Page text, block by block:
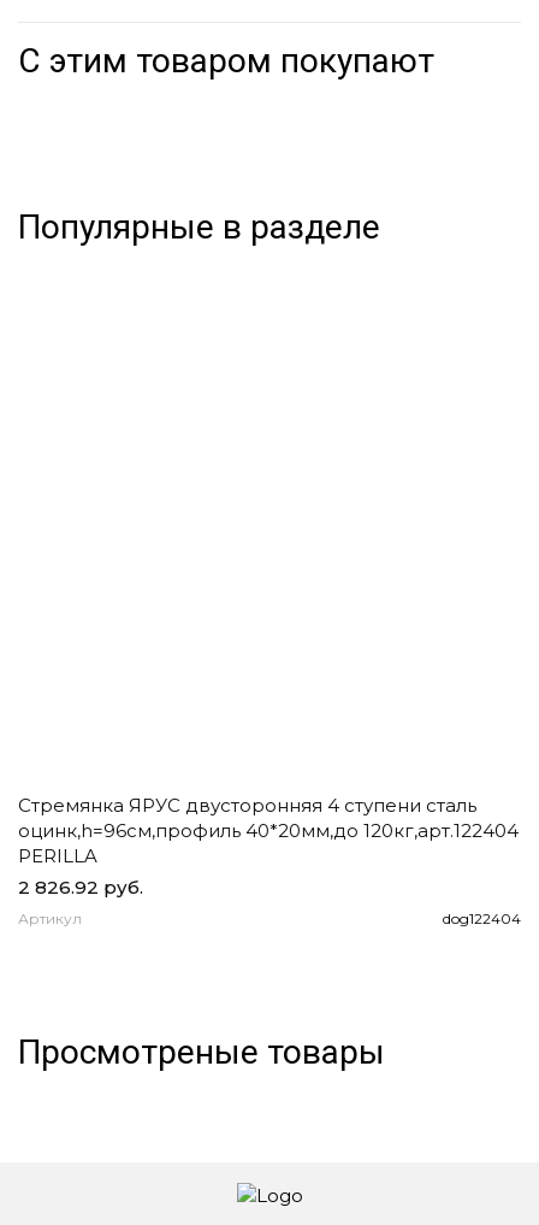
С этим товаром покупают
Популярные в разделе
Стремянка ЯРУС двусторонняя 4 ступени сталь
оцинк,h=96см,профиль 40*20мм,до 120кг,арт.122404
PERILLA
2 826.92 руб.
Артикул dog122404
Просмотреные товары